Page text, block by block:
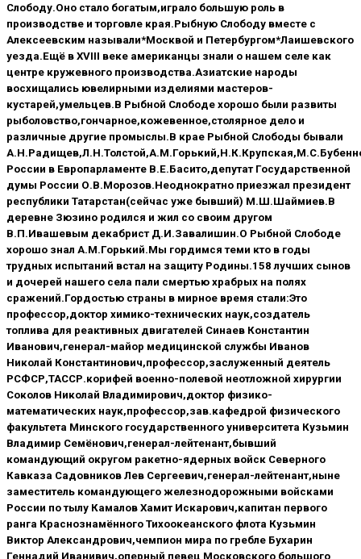
Слободу.Оно стало богатым,играло большую роль в
производстве и торговле края.Рыбную Слободу вместе с
Алексеевским называли*Москвой и Петербургом*Лаишевского
уезда.Ещё в XVIII веке американцы знали о нашем селе как
центре кружевного производства.Азиатские народы
восхищались ювелирными изделиями мастеров-
кустарей,умельцев.В Рыбной Слободе хорошо были развиты
рыболовство,гончарное,кожевенное,столярное дело и
различные другие промыслы.В крае Рыбной Слободы бывали
России в Европарламенте В.Е.Басито,депутат Государственной
думы России О.В.Морозов.Неоднократно приезжал президент
республики Татарстан(сейчас уже бывший) М.Ш.Шаймиев.В
деревне Зюзино родился и жил со своим другом
В.П.Ивашевым декабрист Д.И.Завалишин.О Рыбной Слободе
хорошо знал А.М.Горький.Мы гордимся теми кто в годы
трудных испытаний встал на защиту Родины.158 лучших сынов
и дочерей нашего села пали смертью храбрых на полях
сражений.Гордостью страны в мирное время стали:Это
профессор,доктор химико-технических наук,создатель
топлива для реактивных двигателей Синаев Константин
Иванович,генерал-майор медицинской службы Иванов
Николай Константинович,профессор,заслуженный деятель
РСФСР,ТАССР.корифей военно-полевой неотложной хирургии
Соколов Николай Владимирович,доктор физико-
математических наук,профессор,зав.кафедрой физического
факультета Минского государственного университета Кузьмин
Владимир Семёнович,генерал-лейтенант,бывший
командующий округом ракетно-ядерных войск Северного
Кавказа Садовников Лев Сергеевич,генерал-лейтенант,ныне
заместитель командующего железнодорожными войсками
России по тылу Камалов Хамит Искарович,капитан первого
ранга Краснознамённого Тихоокеанского флота Кузьмин
Виктор Александрович,чемпион мира по гребле Бухарин
Геннадий Иванивич,оперный певец Московского большого